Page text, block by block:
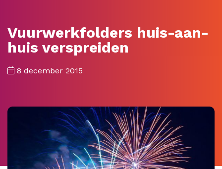
Vuurwerkfolders huis-aan-
huis verspreiden
8 december 2015